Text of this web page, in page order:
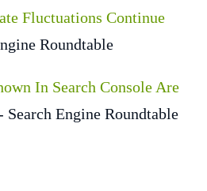
Fluctuations Continue
Roundtable
In Search Console Are
Search Engine Roundtable